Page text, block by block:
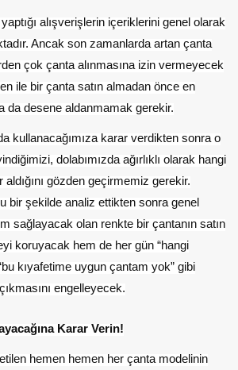
yaptığı alışverişlerin içeriklerini genel olarak
Ancak son zamanlarda artan çanta
çok çanta alınmasına izin vermeyecek
ile bir çanta satın almadan önce en
da desene aldanmamak gerekir.
kullanacağımıza karar verdikten sonra o
dolabımızda ağırlıklı olarak hangi
aldığını gözden geçirmemiz gerekir.
bir şekilde analiz ettikten sonra genel
sağlayacak olan renkte bir çantanın satın
koruyacak hem de her gün “hangi
kıyafetime uygun çantam yok” gibi
engelleyecek.
Karar Verin!
hemen hemen her çanta modelinin